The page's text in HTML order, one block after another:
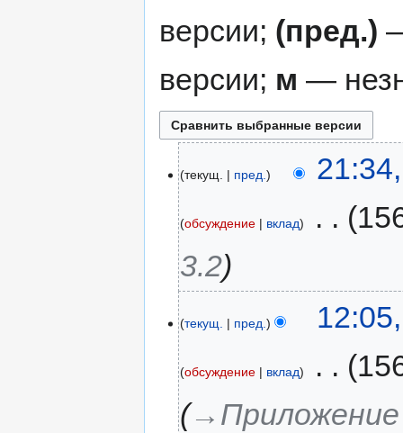
версии; (пред.)
версии; м —
текущ. пред.
обсуждение вклад
3.2
текущ. пред.
обсуждение вклад